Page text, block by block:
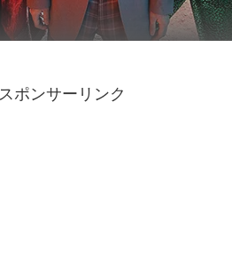
スポンサーリンク